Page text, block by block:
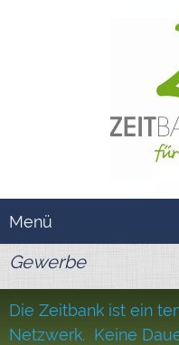
Menü
Gewerbe
Die Zeitbank ist ein
Netzwerk. Keine